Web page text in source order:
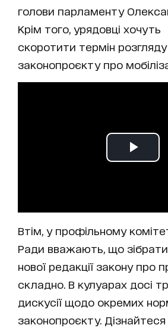
голови парламенту
Крім того, урядовці хочуть
скоротити термін
законопроєкту про
Втім, у профільному
Ради вважають, що
нової редакції закону про
складно. В кулуарах досі
дискусії щодо окремих
законопроєкту.